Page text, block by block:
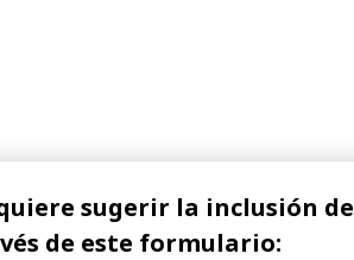
sugerir la inclusión de
de este formulario: